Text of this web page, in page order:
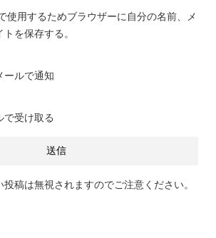
使用するためブラウザーに自分の名前、メ
を保存する。
ールで通知
で受け取る
稿は無視されますのでご注意ください。